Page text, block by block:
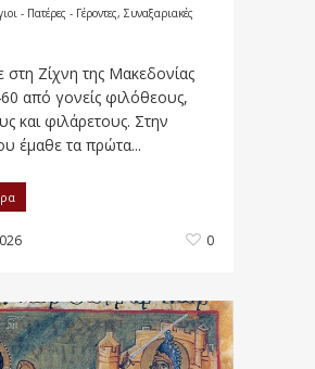
- Πατέρες - Γέροντες, Συναξαριακές
στη Ζίχνη της Μακεδονίας
από γονείς φιλόθεους,
και φιλάρετους. Στην
έμαθε τα πρώτα...
0